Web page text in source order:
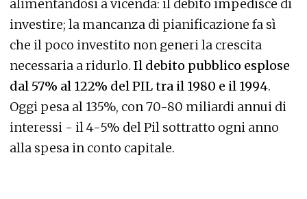
alimentandosi a vicenda: il debito impedisce di
investire; la mancanza di pianificazione fa sì
che il poco investito non generi la crescita
necessaria a ridurlo. Il debito pubblico esplose
dal 57% al 122% del PIL tra il 1980 e il 1994.
Oggi pesa al 135%, con 70-80 miliardi annui di
interessi - il 4-5% del Pil sottratto ogni anno
alla spesa in conto capitale.